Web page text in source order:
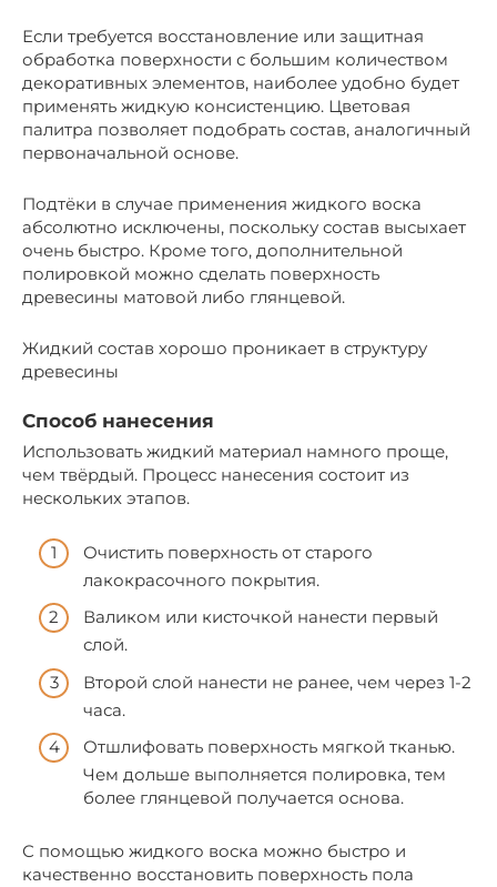
Если требуется восстановление или защитная
обработка поверхности с большим количеством
декоративных элементов, наиболее удобно будет
применять жидкую консистенцию. Цветовая
палитра позволяет подобрать состав, аналогичный
первоначальной основе.
Подтёки в случае применения жидкого воска
абсолютно исключены, поскольку состав высыхает
очень быстро. Кроме того, дополнительной
полировкой можно сделать поверхность
древесины матовой либо глянцевой.
Жидкий состав хорошо проникает в структуру
древесины
Способ нанесения
Использовать жидкий материал намного проще,
чем твёрдый. Процесс нанесения состоит из
нескольких этапов.
Очистить поверхность от старого
лакокрасочного покрытия.
Валиком или кисточкой нанести первый
слой.
Второй слой нанести не ранее, чем через 1-2
часа.
Отшлифовать поверхность мягкой тканью.
Чем дольше выполняется полировка, тем
более глянцевой получается основа.
С помощью жидкого воска можно быстро и
качественно восстановить поверхность пола